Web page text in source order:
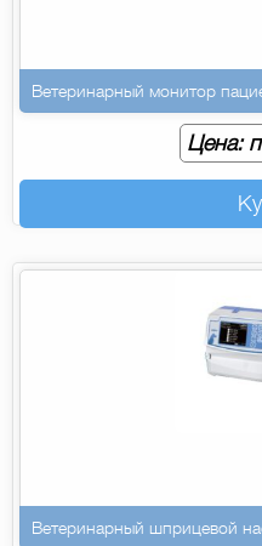
Ветеринарный монитор
Цена:
Ветеринарный шприцевой